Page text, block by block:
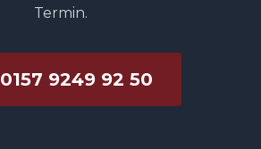
Termin.
0157 9249 92 50